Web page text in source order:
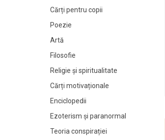
Cărți pentru copii
Poezie
Artă
Filosofie
Religie și spiritualitate
Cărți motivaționale
Enciclopedii
Ezoterism și paranormal
Teoria conspirației